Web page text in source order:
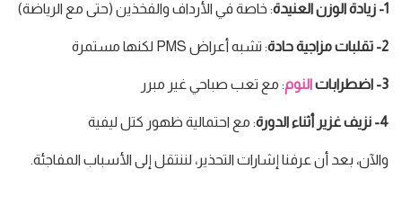
1- زيادة الوزن العنيدة : خاصة في الأرداف والفخذين (حتى مع الرياضة)
2- تقلبات مزاجية حادة : تشبه أعراض PMS لكنها مستمرة
3- اضطرابات النوم: مع تعب صباحي غير مبرر
4- نزيف غزير أثناء الدورة : مع احتمالية ظهور كتل ليفية
والآن، بعد أن عرفنا إشارات التحذير، لننتقل إلى الأسباب المفاجئة.